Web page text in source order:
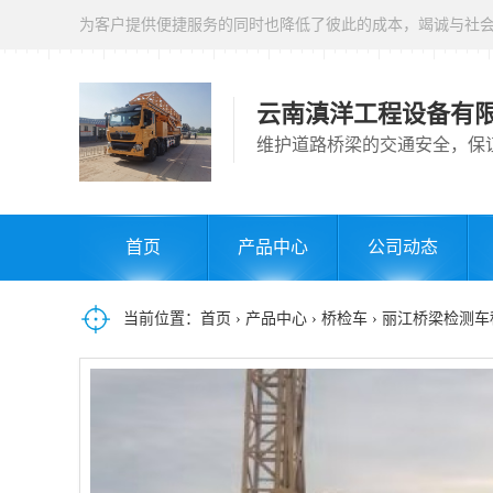
为客户提供便捷服务的同时也降低了彼此的成本，竭诚与社
云南滇洋工程设备有
维护道路桥梁的交通安全，保
首页 产品中心 公司动态
当前位置： 首页 › 产品中心 › 桥检车 › 丽江桥梁检测